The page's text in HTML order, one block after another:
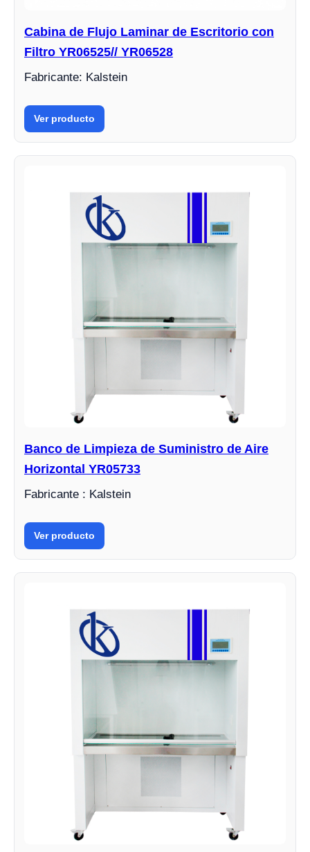
Cabina de Flujo Laminar de Escritorio con
Filtro YR06525// YR06528
Fabricante: Kalstein
Ver producto
Banco de Limpieza de Suministro de Aire
Horizontal YR05733
Fabricante : Kalstein
Ver producto